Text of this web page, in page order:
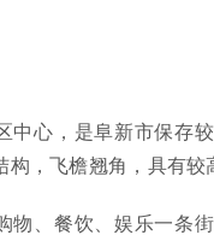
中心，是阜新市保存
，飞檐翘角，具有较
物、餐饮、娱乐一条